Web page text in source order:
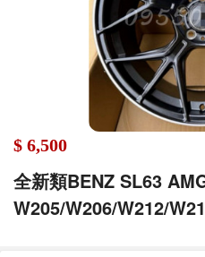
$ 6,500
全新類BENZ SL63
W205/W206/W212/